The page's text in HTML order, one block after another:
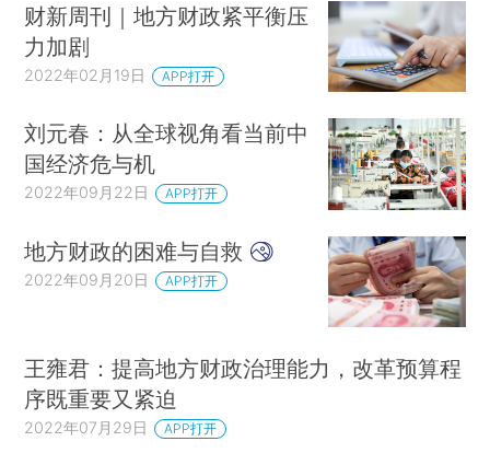
财新周刊｜地方财政紧平衡压
力加剧
2022年02月19日 APP打开
刘元春：从全球视角看当前中
国经济危与机
2022年09月22日 APP打开
地方财政的困难与自救
2022年09月20日 APP打开
王雍君：提高地方财政治理能力，改革预算程
序既重要又紧迫
2022年07月29日 APP打开